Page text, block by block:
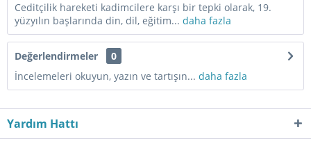
Ceditçilik hareketi kadimcilere karşı bir tepki olarak, 19.
yüzyılın başlarında din, dil, eğitim... daha fazla
Değerlendirmeler
0
İncelemeleri okuyun, yazın ve tartışın... daha fazla
Yardım Hattı